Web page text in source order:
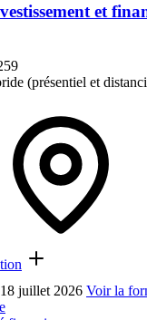
et
(présentiel et
18 juillet 2026 Voir la